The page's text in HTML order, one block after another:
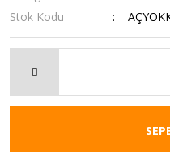
Stok Kodu